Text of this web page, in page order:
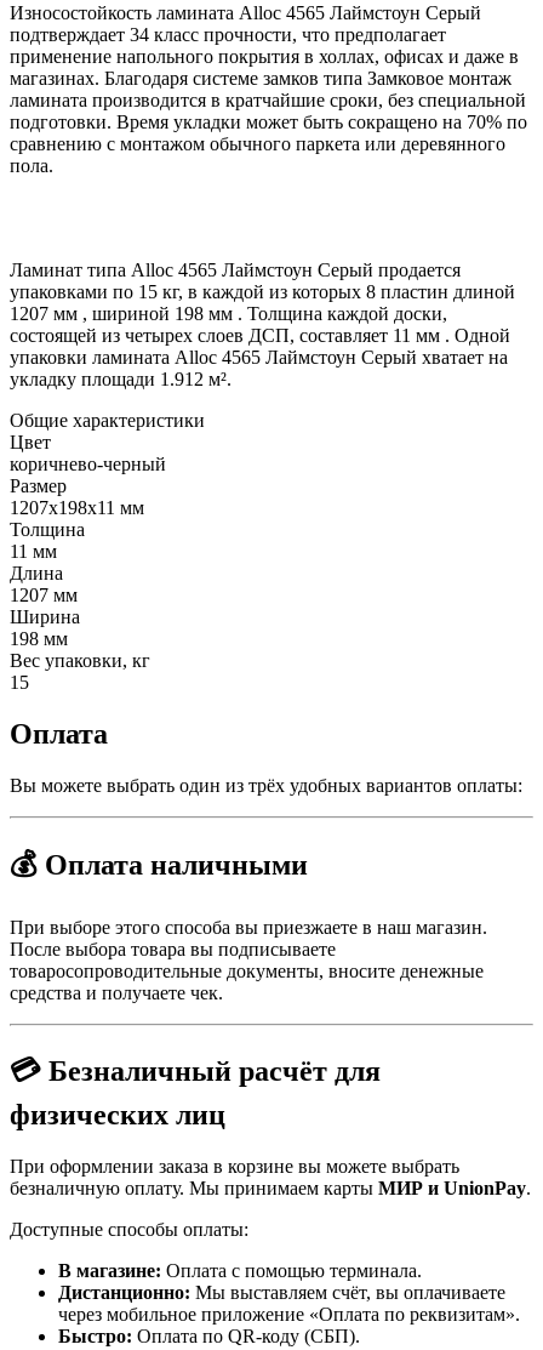
Износостойкость ламината Alloc 4565 Лаймстоун Серый
подтверждает 34 класс прочности, что предполагает
применение напольного покрытия в холлах, офисах и даже в
магазинах. Благодаря системе замков типа Замковое монтаж
ламината производится в кратчайшие сроки, без специальной
подготовки. Время укладки может быть сокращено на 70% по
сравнению с монтажом обычного паркета или деревянного
пола.
Ламинат типа Alloc 4565 Лаймстоун Серый продается
упаковками по 15 кг, в каждой из которых 8 пластин длиной
1207 мм , шириной 198 мм . Толщина каждой доски,
состоящей из четырех слоев ДСП, составляет 11 мм . Одной
упаковки ламината Alloc 4565 Лаймстоун Серый хватает на
укладку площади 1.912 м².
Общие характеристики
Цвет
коричнево-черный
Размер
1207x198x11 мм
Толщина
11 мм
Длина
1207 мм
Ширина
198 мм
Вес упаковки, кг
15
Оплата
Вы можете выбрать один из трёх удобных вариантов оплаты:
💰 Оплата наличными
При выборе этого способа вы приезжаете в наш магазин.
После выбора товара вы подписываете
товаросопроводительные документы, вносите денежные
средства и получаете чек.
💳 Безналичный расчёт для
физических лиц
При оформлении заказа в корзине вы можете выбрать
безналичную оплату. Мы принимаем карты МИР и UnionPay.
Доступные способы оплаты:
В магазине: Оплата с помощью терминала.
Дистанционно: Мы выставляем счёт, вы оплачиваете
через мобильное приложение «Оплата по реквизитам».
Быстро: Оплата по QR-коду (СБП).